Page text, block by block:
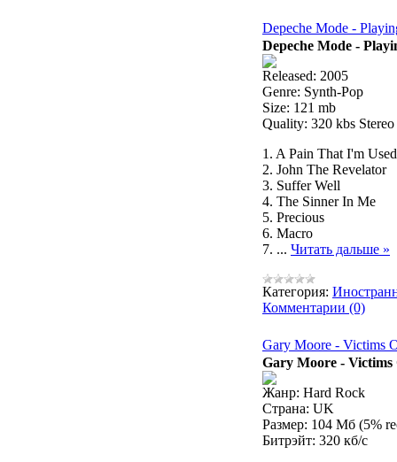
Depeche Mode -
Depeche Mode -
Released: 2005
Genre: Synth-Pop
Size: 121 mb
Quality: 320 kbs
1. A Pain That I'm
2. John The Revelator
3. Suffer Well
4. The Sinner In Me
5. Precious
6. Macro
7. ... Читать дальше »
Категория:
Комментарии (0)
Gary Moore - Victims
Gary Moore - Victims
Жанр: Hard Rock
Страна: UK
Размер: 104 Мб (5%
Битрэйт: 320 кб/с